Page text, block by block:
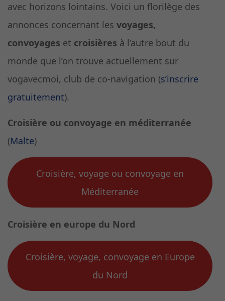
avec horizons lointains. Voici un florilège des
annonces concernant les voyages,
convoyages et croisières à l’autre bout du
monde que l’on trouve actuellement sur
vogavecmoi, club de co-navigation (s’inscrire
gratuitement).
Croisière ou convoyage en méditerranée
(Malte)
Croisière, voyage ou convoyage en
Méditerranée
Croisière en europe du Nord
Croisière, voyage, convoyage en Europe
du Nord